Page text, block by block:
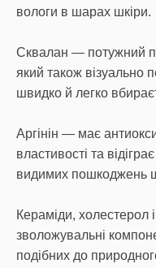
вологи в шарах шкіри.
Сквалан — потужний
який також візуально
швидко й легко
Аргінін — має
властивості та
видимих пошкоджень
Кераміди, холестерол
зволожувальні
подібних до